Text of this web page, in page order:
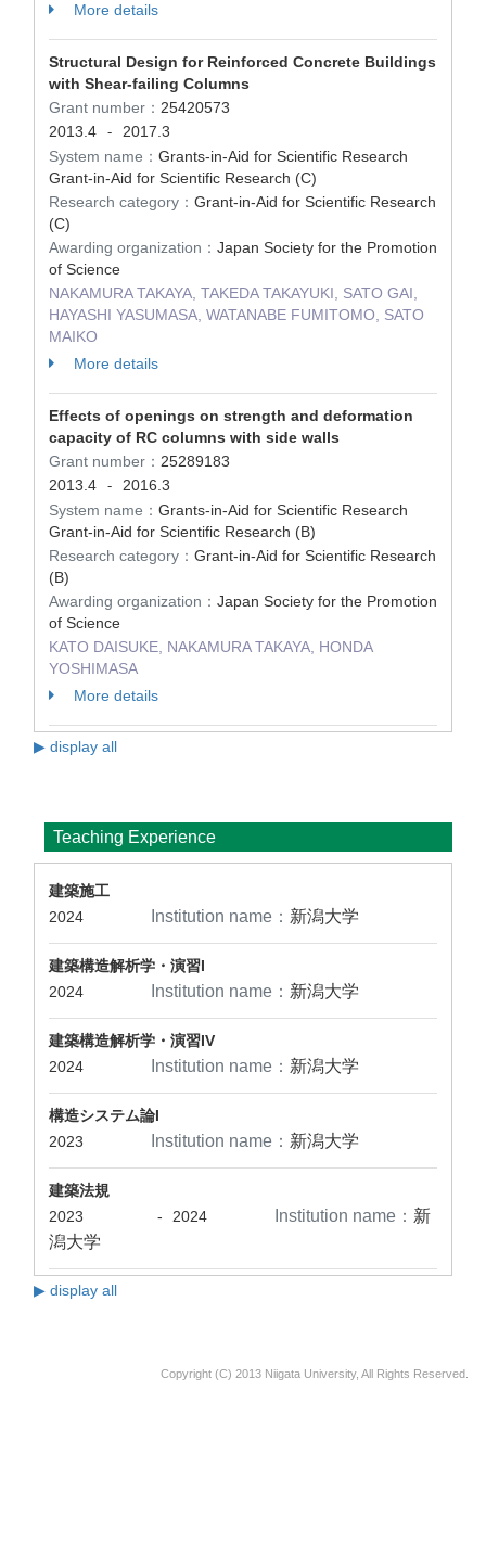
More details
Structural Design for Reinforced Concrete Buildings
with Shear-failing Columns
Grant number： 25420573
2013.4
-
2017.3
System name： Grants-in-Aid for Scientific Research
Grant-in-Aid for Scientific Research (C)
Research category： Grant-in-Aid for Scientific Research
(C)
Awarding organization： Japan Society for the Promotion
of Science
NAKAMURA TAKAYA, TAKEDA TAKAYUKI, SATO GAI,
HAYASHI YASUMASA, WATANABE FUMITOMO, SATO
MAIKO
More details
Effects of openings on strength and deformation
capacity of RC columns with side walls
Grant number： 25289183
2013.4
-
2016.3
System name： Grants-in-Aid for Scientific Research
Grant-in-Aid for Scientific Research (B)
Research category： Grant-in-Aid for Scientific Research
(B)
Awarding organization： Japan Society for the Promotion
of Science
KATO DAISUKE, NAKAMURA TAKAYA, HONDA
YOSHIMASA
More details
▶ display all
Teaching Experience
建築施工
2024
Institution name： 新潟大学
建築構造解析学・演習I
2024
Institution name： 新潟大学
建築構造解析学・演習IV
2024
Institution name： 新潟大学
構造システム論I
2023
Institution name： 新潟大学
建築法規
2023
- 2024 Institution name： 新
潟大学
▶ display all
Copyright (C) 2013 Niigata University, All Rights Reserved.